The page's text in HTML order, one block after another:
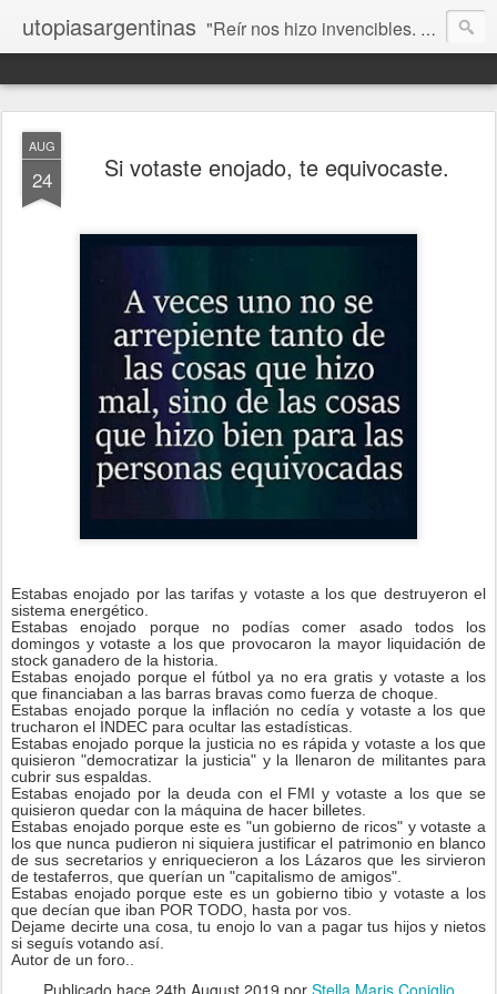
utopiasargentinas "Reír nos hizo invencibles. No como los que siempre ganan, sino como aquellos que no se rinden”. Frida Kahlo
AUG
24 Si votaste enojado, te equivocaste.
Estabas enojado por las tarifas y votaste a los que destruyeron el
sistema energético.
Estabas enojado porque no podías comer asado todos los
domingos y votaste a los que provocaron la mayor liquidación de
stock ganadero de la historia.
Estabas enojado porque el fútbol ya no era gratis y votaste a los
que financiaban a las barras bravas como fuerza de choque.
Estabas enojado porque la inflación no cedía y votaste a los que
trucharon el INDEC para ocultar las estadísticas.
Estabas enojado porque la justicia no es rápida y votaste a los que
quisieron "democratizar la justicia" y la llenaron de militantes para
cubrir sus espaldas.
Estabas enojado por la deuda con el FMI y votaste a los que se
quisieron quedar con la máquina de hacer billetes.
Estabas enojado porque este es "un gobierno de ricos" y votaste a
los que nunca pudieron ni siquiera justificar el patrimonio en blanco
de sus secretarios y enriquecieron a los Lázaros que les sirvieron
de testaferros, que querían un "capitalismo de amigos".
Estabas enojado porque este es un gobierno tibio y votaste a los
que decían que iban POR TODO, hasta por vos.
Dejame decirte una cosa, tu enojo lo van a pagar tus hijos y nietos
si seguís votando así.
Autor de un foro..
Publicado hace 24th August 2019 por Stella Maris Coniglio